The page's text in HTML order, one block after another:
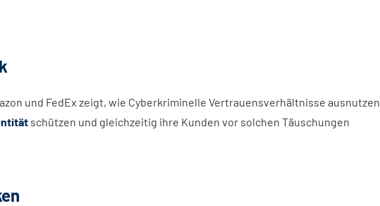
und FedEx zeigt, wie Cyberkriminelle Vertrauensverhältnisse ausnutzen.
schützen und gleichzeitig ihre Kunden vor solchen Täuschungen